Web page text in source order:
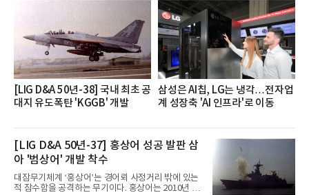
쳐 진행됐다.참고로 새로이(e)는 NH농협캐피탈 MZ
세대들로(과장~계장) 구성된 자율 참여조직으로, 조
직문화 혁신과 업무 효율성 향상을 위한 다양한 활동
을 추진하며,새로운 변화와 이로운 영향력을 조직전
반에 전파하는 역할
[LIG D&A 50년-38] 국내 최초 공
대지 유도폭탄 'KGGB' 개발
삼성은 AI칩, LG는 냉각…전자업
계 성장축 'AI 인프라'로 이동
[LIG D&A 50년-37] 홍상어 성공 발판 삼
아 '범상어' 개발 착수
대잠무기체계 ‘홍상어’는 경어뢰 사정거리 밖에 있는
적 잠수함을 공격하는 무기이다. 홍상어는 2010년 넥